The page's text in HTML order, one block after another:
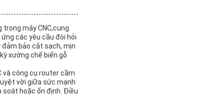
máy CNC,cung
các yêu cầu đòi hỏi
bảo cắt sạch, mịn
xưởng chế biến gỗ
công cụ router cầm
vời giữa sức mạnh
soát hoặc ổn định. Điều